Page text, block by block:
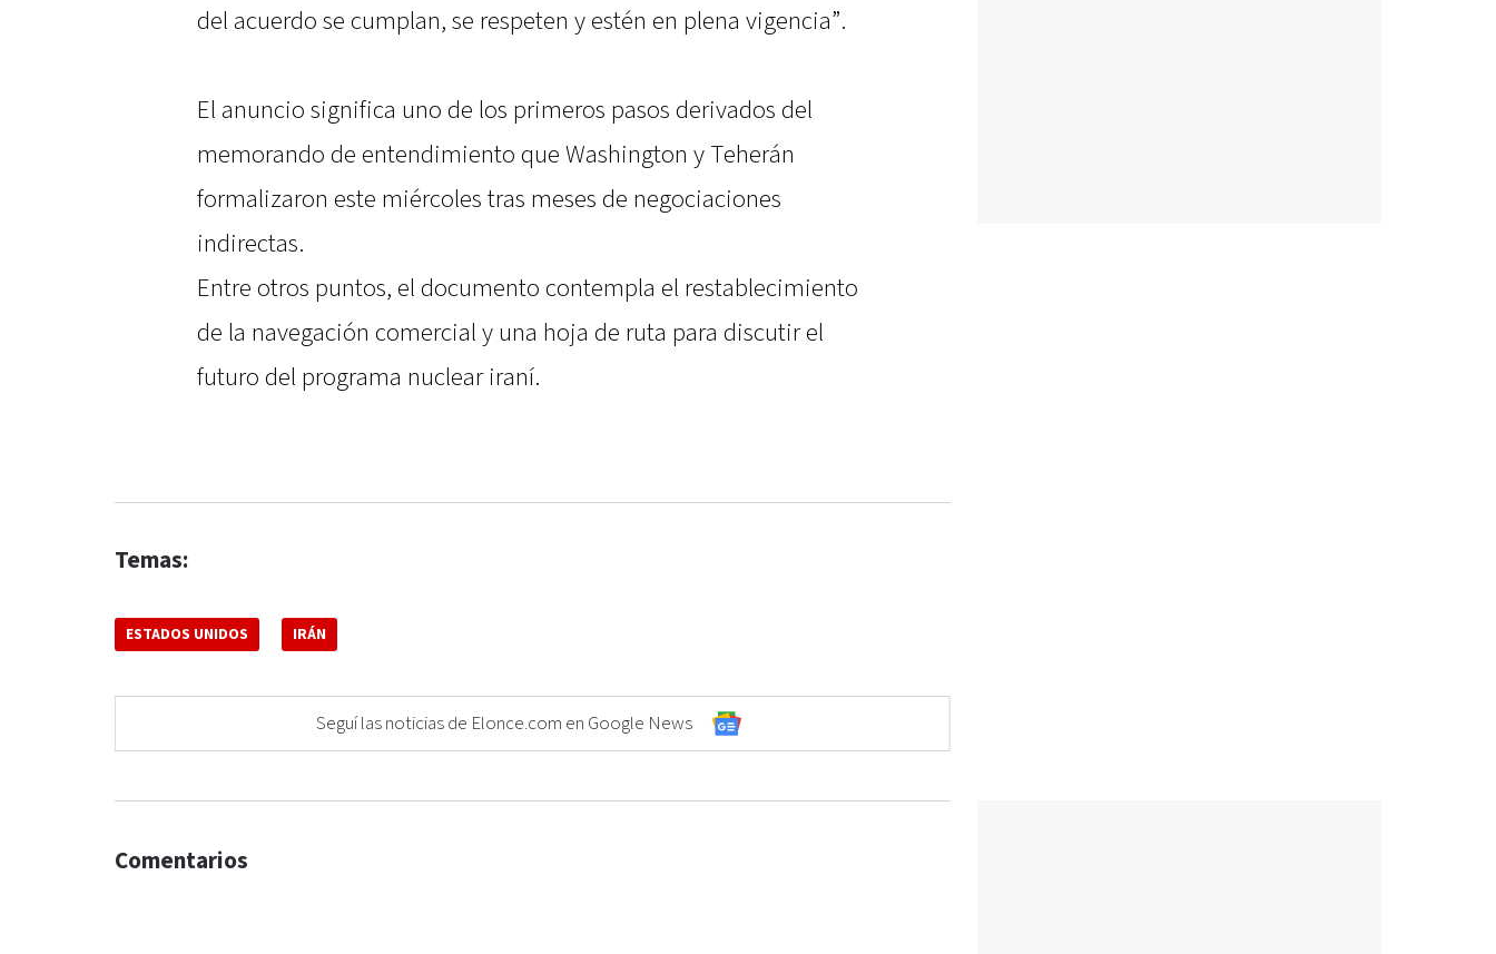
del acuerdo se cumplan, se respeten y estén en plena vigencia”.
El anuncio significa uno de los primeros pasos derivados del
memorando de entendimiento que Washington y Teherán
formalizaron este miércoles tras meses de negociaciones
indirectas.
Entre otros puntos, el documento contempla el restablecimiento
de la navegación comercial y una hoja de ruta para discutir el
futuro del programa nuclear iraní.
Temas:
ESTADOS UNIDOS IRÁN
Seguí las noticias de Elonce.com en Google News
Comentarios